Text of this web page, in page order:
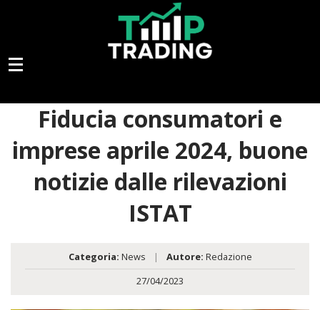
Fiducia consumatori e
imprese aprile 2024, buone
notizie dalle rilevazioni
ISTAT
Categoria: News | Autore: Redazione
27/04/2023